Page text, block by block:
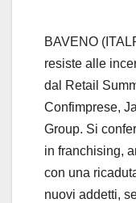
BAVENO
resiste alle
dal Retail
Confimprese,
Group. Si
in franchising,
con una
nuovi addetti,